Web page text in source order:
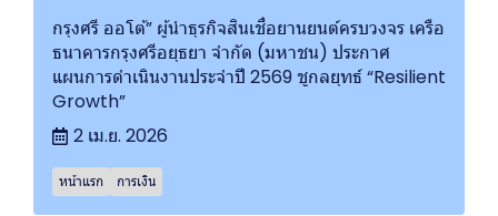
กรุงศรี ออโต้” ผู้นำธุรกิจสินเชื่อยานยนต์ครบวงจร เครือ
ธนาคารกรุงศรีอยุธยา จำกัด (มหาชน) ประกาศ
แผนการดำเนินงานประจำปี 2569 ชูกลยุทธ์ “Resilient
Growth”
2 เม.ย. 2026
หน้าแรก การเงิน